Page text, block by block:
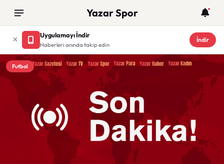
Yazar Spor
Uygulamayı İndir
Haberleri anında takip edin
İndir
Futbol